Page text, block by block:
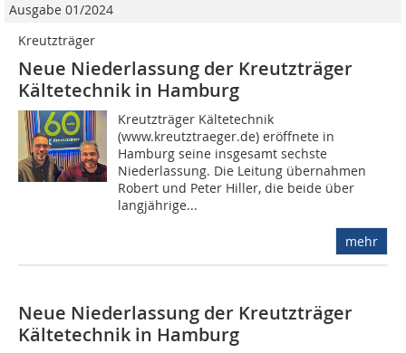
Ausgabe 01/2024
Kreutzträger
Neue Niederlassung der Kreutzträger
Kältetechnik in Hamburg
Kreutzträger Kältetechnik
(www.kreutztraeger.de) eröffnete in
Hamburg seine insgesamt sechste
Niederlassung. Die Leitung übernahmen
Robert und Peter Hiller, die beide über
langjährige...
mehr
Neue Niederlassung der Kreutzträger
Kältetechnik in Hamburg